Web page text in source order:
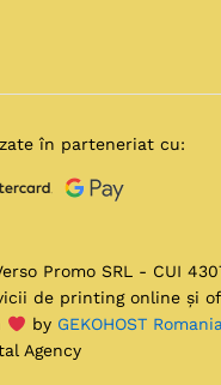
Promo SRL - CUI
de printing online și
by GEKOHOST
Agency
în parteneriat cu: